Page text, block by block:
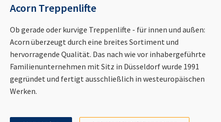
Acorn Treppenlifte
Ob gerade oder kurvige Treppenlifte - für innen und außen:
Acorn überzeugt durch eine breites Sortiment und
hervorragende Qualität. Das nach wie vor inhabergeführte
Familienunternehmen mit Sitz in Düsseldorf wurde 1991
gegründet und fertigt ausschließlich in westeuropäischen
Werken.